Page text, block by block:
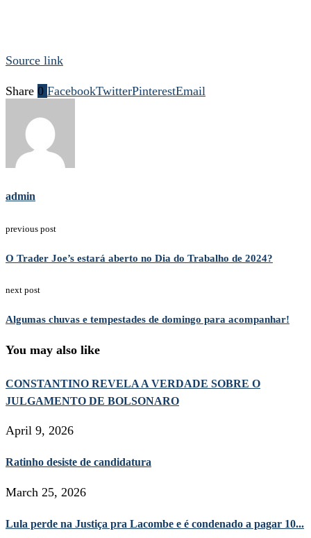
Source link
Share 0 FacebookTwitterPinterestEmail
admin
previous post
O Trader Joe’s estará aberto no Dia do Trabalho de 2024?
next post
Algumas chuvas e tempestades de domingo para acompanhar!
You may also like
CONSTANTINO REVELA A VERDADE SOBRE O
JULGAMENTO DE BOLSONARO
April 9, 2026
Ratinho desiste de candidatura
March 25, 2026
Lula perde na Justiça pra Lacombe e é condenado a pagar 10...